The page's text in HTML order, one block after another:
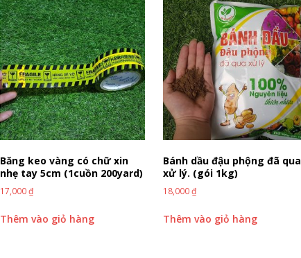
Băng keo vàng có chữ xin
nhẹ tay 5cm (1cuồn 200yard)
17,000₫
Thêm vào giỏ hàng
Bánh dầu đậu phộng đã qua
xử lý. (gói 1kg)
18,000₫
Thêm vào giỏ hàng